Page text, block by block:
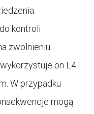
kontroli
zwolnieniu
on L4
W przypadku
mogą